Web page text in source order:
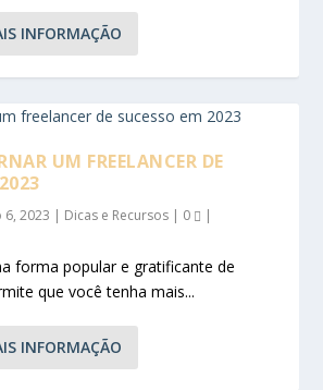
INFORMAÇÃO
UM FREELANCER DE
6, 2023 | Dicas e Recursos | 0 |
forma popular e gratificante de
que você tenha mais...
INFORMAÇÃO